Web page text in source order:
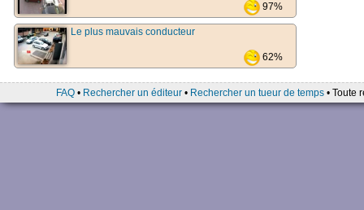
97%
Le plus mauvais conducteur
62%
FAQ• Rechercher un éditeur• Rechercher un tueur de temps• Toute